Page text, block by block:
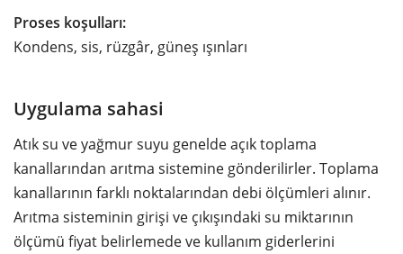
Proses koşulları:
Kondens, sis, rüzgâr, güneş ışınları
Uygulama sahasi
Atık su ve yağmur suyu genelde açık toplama
kanallarından arıtma sistemine gönderilirler. Toplama
kanallarının farklı noktalarından debi ölçümleri alınır.
Arıtma sisteminin girişi ve çıkışındaki su miktarının
ölçümü fiyat belirlemede ve kullanım giderlerini